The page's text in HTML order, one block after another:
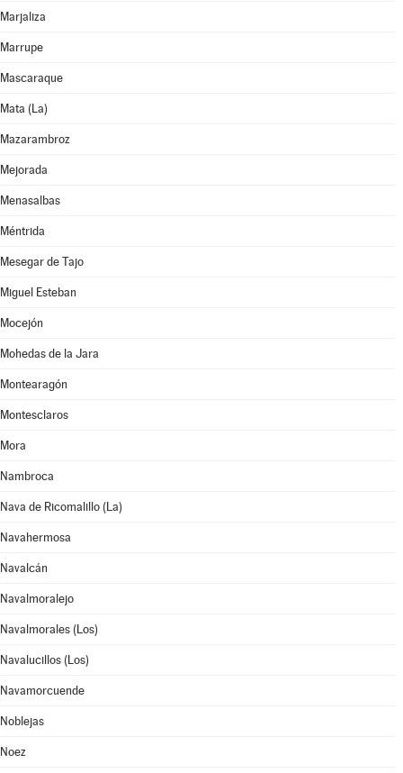
Marjaliza
Marrupe
Mascaraque
Mata (La)
Mazarambroz
Mejorada
Menasalbas
Méntrida
Mesegar de Tajo
Miguel Esteban
Mocejón
Mohedas de la Jara
Montearagón
Montesclaros
Mora
Nambroca
Nava de Ricomalillo (La)
Navahermosa
Navalcán
Navalmoralejo
Navalmorales (Los)
Navalucillos (Los)
Navamorcuende
Noblejas
Noez